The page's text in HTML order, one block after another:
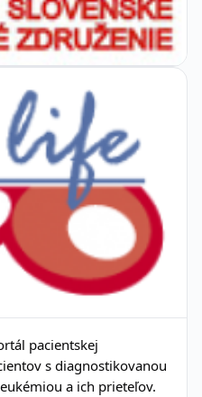
pacientskej
s diagnostikovanou
a ich prieteľov.